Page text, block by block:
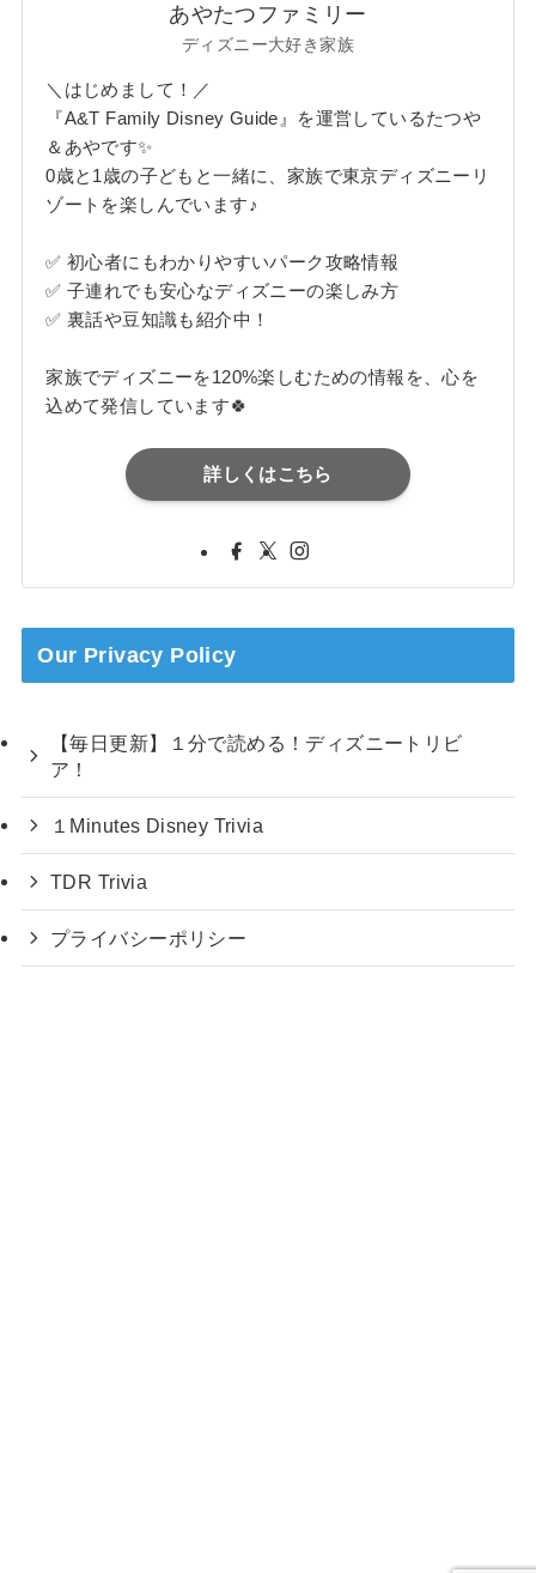
あやたつファミリー
ディズニー大好き家族
＼はじめまして！／
『A&T Family Disney Guide』を運営しているたつや
＆あやです✨
0歳と1歳の子どもと一緒に、家族で東京ディズニーリ
ゾートを楽しんでいます♪
✅ 初心者にもわかりやすいパーク攻略情報
✅ 子連れでも安心なディズニーの楽しみ方
✅ 裏話や豆知識も紹介中！
家族でディズニーを120%楽しむための情報を、心を
込めて発信しています🍀
詳しくはこちら
Our Privacy Policy
【毎日更新】１分で読める！ディズニートリビ
ア！
１Minutes Disney Trivia
TDR Trivia
プライバシーポリシー